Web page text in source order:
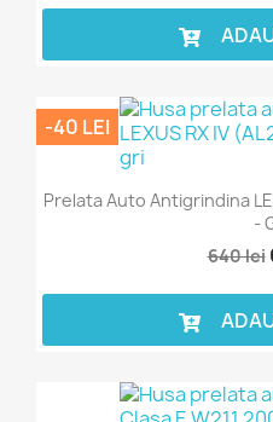
Prelata Auto Antigrindina
-
640 lei
-40 LEI